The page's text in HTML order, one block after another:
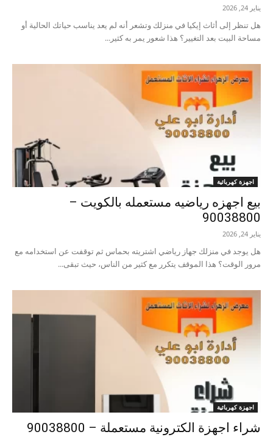
يناير 24, 2026
هل تنظر إلى أثاث إيكيا في منزلك وتشعر أنه لم يعد يناسب حياتك الحالية أو
مساحة البيت بعد التغيير؟ هذا شعور يمر به كثير...
اجهزة كهربائية
بيع اجهزه رياضيه مستعمله بالكويت –
90038800
يناير 24, 2026
هل يوجد في منزلك جهاز رياضي اشتريته بحماس ثم توقفت عن استخدامه مع
مرور الوقت؟ هذا الموقف يتكرر مع كثير من الناس، حيث تبقى...
اجهزة كهربائية
شراء اجهزة الكترونية مستعملة – 90038800